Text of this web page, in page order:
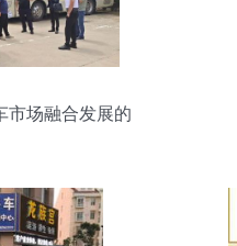
市场融合发展的